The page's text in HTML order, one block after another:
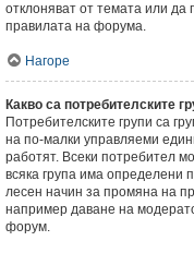
отклоняват от темата или да
правилата на форума.
Нагоре
Какво са потребителските
Потребителските групи са
на по-малки управляеми
работят. Всеки потребител
всяка група има определени
лесен начин за промяна на
например даване на
форум.